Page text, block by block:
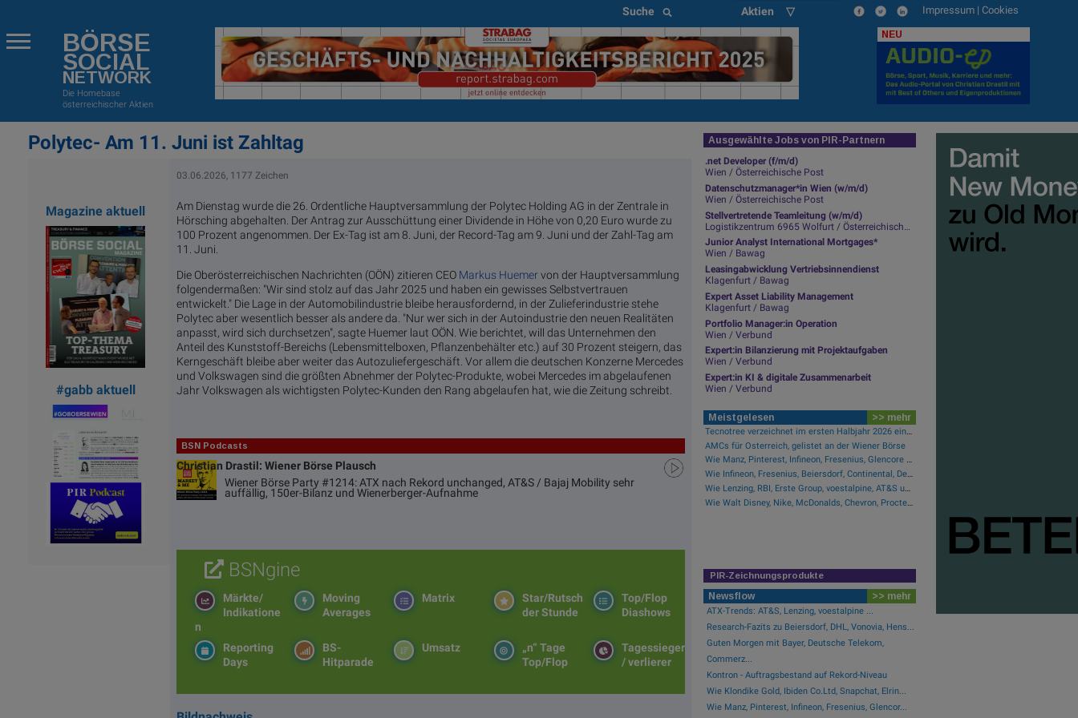
Suche Aktien ▽ Impressum | Cookies
BÖRSE
SOCIAL
NETWORK
Die Homebase
österreichischer Aktien
NEU
Polytec- Am 11. Juni ist Zahltag
Magazine aktuell
#gabb aktuell
03.06.2026, 1177 Zeichen
Am Dienstag wurde die 26. Ordentliche Hauptversammlung der Polytec Holding AG in der Zentrale in
Hörsching abgehalten. Der Antrag zur Ausschüttung einer Dividende in Höhe von 0,20 Euro wurde zu
100 Prozent angenommen. Der Ex-Tag ist am 8. Juni, der Record-Tag am 9. Juni und der Zahl-Tag am
11. Juni.
Die Oberösterreichischen Nachrichten (OÖN) zitieren CEO Markus Huemervon der Hauptversammlung
folgendermaßen: "Wir sind stolz auf das Jahr 2025 und haben ein gewisses Selbstvertrauen
entwickelt." Die Lage in der Automobilindustrie bleibe herausfordernd, in der Zulieferindustrie stehe
Polytec aber wesentlich besser als andere da. "Nur wer sich in der Autoindustrie den neuen Realitäten
anpasst, wird sich durchsetzen", sagte Huemer laut OÖN. Wie berichtet, will das Unternehmen den
Anteil des Kunststoff-Bereichs (Lebensmittelboxen, Pflanzenbehälter etc.) auf 30 Prozent steigern, das
Kerngeschäft bleibe aber weiter das Autozuliefergeschäft. Vor allem die deutschen Konzerne Mercedes
und Volkswagen sind die größten Abnehmer der Polytec-Produkte, wobei Mercedes im abgelaufenen
Jahr Volkswagen als wichtigsten Polytec-Kunden den Rang abgelaufen hat, wie die Zeitung schreibt.
BSN Podcasts
Christian Drastil: Wiener Börse Plausch
Wiener Börse Party #1214: ATX nach Rekord unchanged, AT&S / Bajaj Mobility sehr
auffällig, 150er-Bilanz und Wienerberger-Aufnahme
BSNgine
Top/Flop
Diashows
Star/Rutsch
der Stunde
Matrix
Moving
Averages
Märkte/
Indikatione
n
Tagessieger
/ verlierer
„n“ Tage
Top/Flop
Umsatz
BS-
Hitparade
Reporting
Days
Ausgewählte Jobs von PIR-Partnern
.net Developer (f/m/d)
Wien / Österreichische Post
Datenschutzmanager*in Wien (w/m/d)
Wien / Österreichische Post
Stellvertretende Teamleitung (w/m/d)
Logistikzentrum 6965 Wolfurt / Österreichische Post
Junior Analyst International Mortgages*
Wien / Bawag
Leasingabwicklung Vertriebsinnendienst
Klagenfurt / Bawag
Expert Asset Liability Management
Klagenfurt / Bawag
Portfolio Manager:in Operation
Wien / Verbund
Expert:in Bilanzierung mit Projektaufgaben
Wien / Verbund
Expert:in KI & digitale Zusammenarbeit
Wien / Verbund
Meistgelesen >> mehr
Tecnotree verzeichnet im ersten Halbjahr 2026 ein zweistelliges Gewinnwachstum und eine beschleunigte Einführungsdynamik
AMCs für Österreich, gelistet an der Wiener Börse
Wie Manz, Pinterest, Infineon, Fresenius, Glencore und Lenzing für Gesprächsstoff sorgten
Wie Infineon, Fresenius, Beiersdorf, Continental, Deutsche Post und Bayer für Gesprächsstoff im DAX sorgten
Wie Lenzing, RBI, Erste Group, voestalpine, AT&S und Strabag für Gesprächsstoff im ATX sorgten
Wie Walt Disney, Nike, McDonalds, Chevron, Procter & Gamble und Caterpillar für Gesprächsstoff im Dow Jones sorgten
PIR-Zeichnungsprodukte
Newsflow >> mehr
ATX-Trends: AT&S, Lenzing, voestalpine ...
Research-Fazits zu Beiersdorf, DHL, Vonovia, Hens...
Guten Morgen mit Bayer, Deutsche Telekom,
Commerz...
Kontron - Auftragsbestand auf Rekord-Niveau
Wie Klondike Gold, Ibiden Co.Ltd, Snapchat, Elrin...
Wie Manz, Pinterest, Infineon, Fresenius, Glencor...